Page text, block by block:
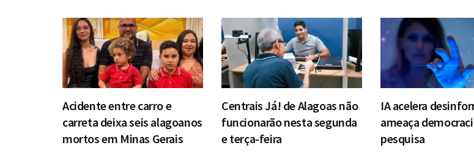
Acidente entre carro e
carreta deixa seis alagoanos
mortos em Minas Gerais
Centrais Já! de Alagoas não
funcionarão nesta segunda
e terça-feira
IA acelera
ameaça
pesquisa